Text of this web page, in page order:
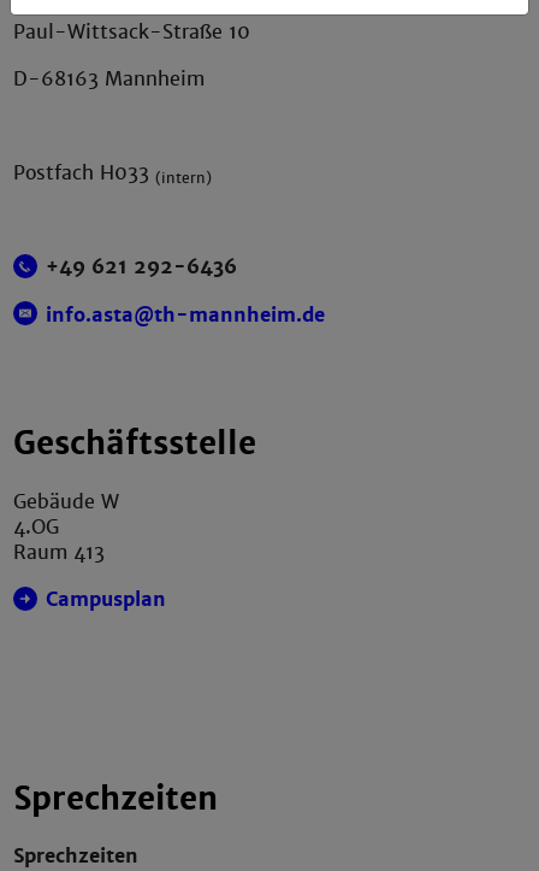
Paul-Wittsack-Straße 10
D-68163 Mannheim
Postfach H033(intern)
+49 621 292-6436
info.asta@th-mannheim.de
Geschäftsstelle
Gebäude W
4.OG
Raum 413
Campusplan
Sprechzeiten
Sprechzeiten